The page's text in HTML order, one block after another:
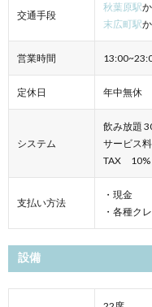
交通手段
秋葉原駅
末広町駅
営業時間
定休日 年中無休
システム
飲み放題
サービス
TAX 10%
支払い方法
・現金
・各種ク
設備